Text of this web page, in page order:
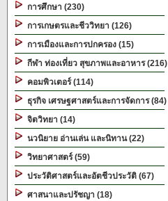
การศึกษา (230)
การเกษตรและชีววิทยา (126)
การเมืองและการปกครอง (15)
กีฬา ท่องเที่ยว สุขภาพและอาหาร (216)
คอมพิวเตอร์ (114)
ธุรกิจ เศรษฐศาสตร์และการจัดการ (84)
จิตวิทยา (14)
นวนิยาย อ่านเล่น และนิทาน (22)
วิทยาศาสตร์ (59)
ประวัติศาสตร์และอัตชีวประวัติ (67)
ศาสนาและปรัชญา (18)